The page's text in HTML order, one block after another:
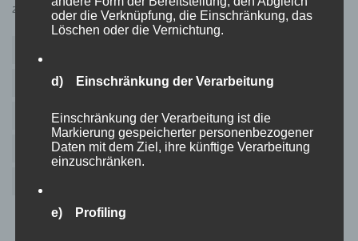
zur Abwechslung etwas Unglaubliches.“ ~M
es war einmal frankfurt freiburg heidelberg
interview journal karlsruhe kurzgeschichte
kurzgeschichten momosjournal prolog
oder die Verknüpfung, die Einschränkung, das
Löschen oder die Vernichtung.
d) Einschränkung der Verarbeitung
Einschränkung der Verarbeitung ist die
Markierung gespeicherter personenbezogener
Daten mit dem Ziel, ihre künftige Verarbeitung
einzuschränken.
e) Profiling